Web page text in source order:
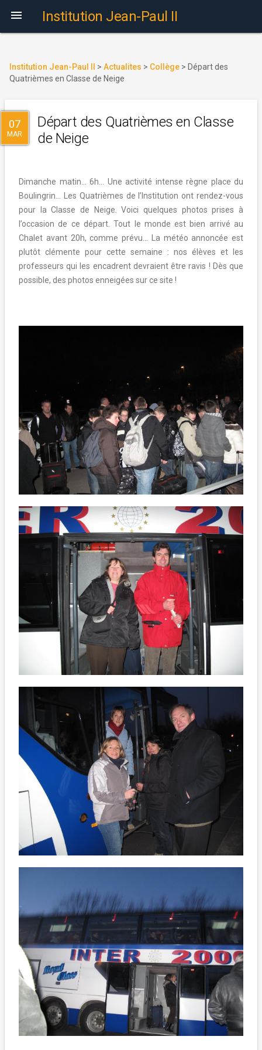
 Institution Jean-Paul II
Institution Jean-Paul II > Actualites > Collège > Départ des
Quatrièmes en Classe de Neige
07
MAR
Départ des Quatrièmes en Classe
de Neige
Dimanche matin… 6h… Une activité intense règne place du
Boulingrin… Les Quatrièmes de l’Institution ont rendez-vous
pour la Classe de Neige. Voici quelques photos prises à
l’occasion de ce départ. Tout le monde est bien arrivé au
Chalet avant 20h, comme prévu… La météo annoncée est
plutôt clémente pour cette semaine : nos élèves et les
professeurs qui les encadrent devraient être ravis ! Dès que
possible, des photos enneigées sur ce site !